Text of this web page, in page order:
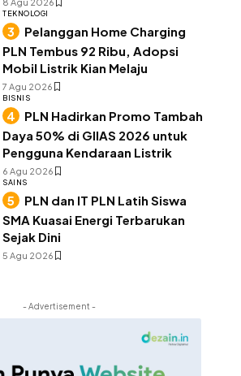
TEKNOLOGI
Pelanggan Home Charging
PLN Tembus 92 Ribu, Adopsi
Mobil Listrik Kian Melaju
7 Agu 2026
BISNIS
PLN Hadirkan Promo Tambah
Daya 50% di GIIAS 2026 untuk
Pengguna Kendaraan Listrik
6 Agu 2026
SAINS
PLN dan IT PLN Latih Siswa
SMA Kuasai Energi Terbarukan
Sejak Dini
5 Agu 2026
- Advertisement -